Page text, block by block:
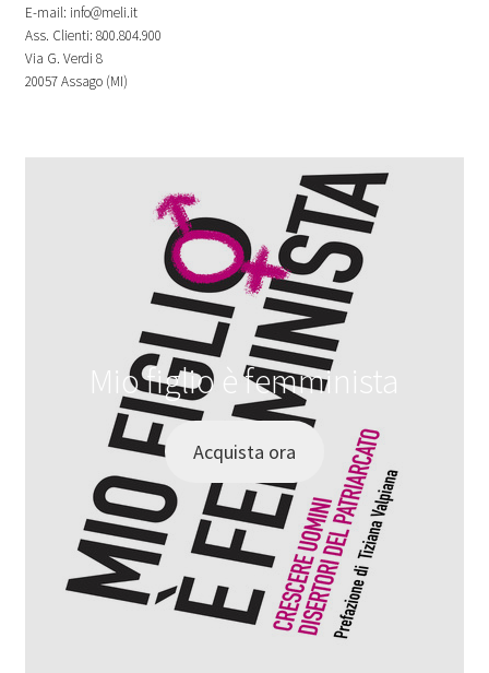
E-mail: info@meli.it
Ass. Clienti: 800.804.900
Via G. Verdi 8
20057 Assago (MI)
Mio figlio è femminista
Acquista ora